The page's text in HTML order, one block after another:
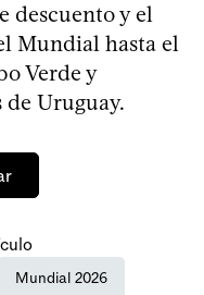
descuento y el
Mundial hasta el
Verde y
Uruguay.
Mundial 2026